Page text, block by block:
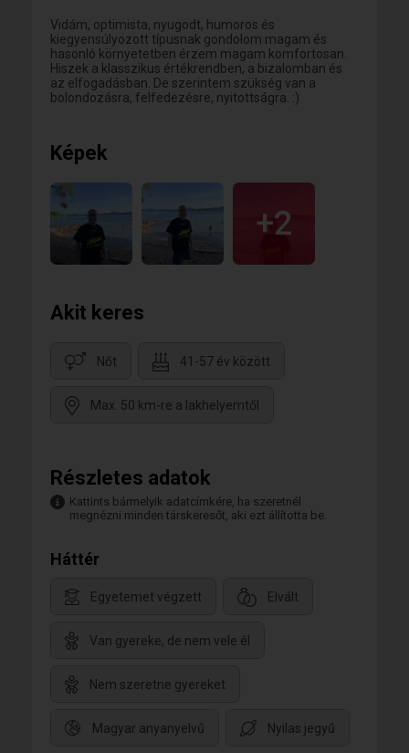
Vidám, optimista, nyugodt, humoros és
kiegyensúlyozott típusnak gondolom magam és
hasonló környetetben érzem magam komfortosan.
Hiszek a klasszikus értékrendben, a bizalomban és
az elfogadásban. De szerintem szükség van a
bolondozásra, felfedezésre, nyitottságra. :)
Képek
+2
Akit keres
Nőt 41-57 év között
Max. 50 km-re a lakhelyemtől
Részletes adatok
Kattints bármelyik adatcímkére, ha szeretnél
megnézni minden társkeresőt, aki ezt állította be.
Háttér
Egyetemet végzett Elvált
Van gyereke, de nem vele él
Nem szeretne gyereket
Magyar anyanyelvű Nyilas jegyű